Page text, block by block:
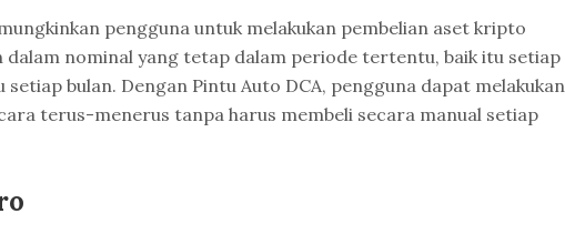
pengguna untuk melakukan pembelian aset kripto
dalam nominal yang tetap dalam periode tertentu, baik itu setiap
setiap bulan. Dengan Pintu Auto DCA, pengguna dapat melakukan
terus-menerus tanpa harus membeli secara manual setiap